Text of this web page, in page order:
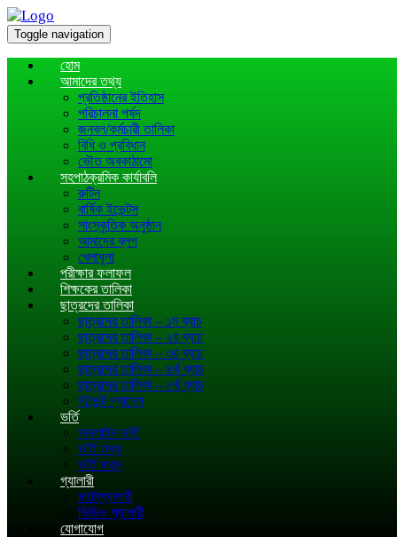
Toggle navigation
হোম
আমাদের তথ্য
প্রতিষ্ঠানের ইতিহাস
পরিচালনা পর্ষদ
জনবল/কর্মচারী তালিকা
বিধি ও প্রবিধান
ভৌত অবকাঠামো
সহপাঠক্রমিক কার্যাবলি
রুটিন
বার্ষিক ইভেন্টস
সাংস্কৃতিক অনুষ্ঠান
আমাদের ব্লগ
খেলাধূলা
পরীক্ষার ফলাফল
শিক্ষকের তালিকা
ছাত্রদের তালিকা
ছাত্রদের তালিকা – ১ম ব্যাচ
ছাত্রদের তালিকা – ২য় ব্যাচ
ছাত্রদের তালিকা – ৩য় ব্যাচ
ছাত্রদের তালিকা – ৪র্থ ব্যাচ
ছাত্রদের তালিকা – ৫র্থ ব্যাচ
স্টুডেন্ট প্যানেল
ভর্তি
অনলাইন ভর্তি
ভর্তি তথ্য
ভর্তি ফরম
গ্যালারী
ফটোগ্যালারী
ভিডিও গ্যালারী
যোগাযোগ